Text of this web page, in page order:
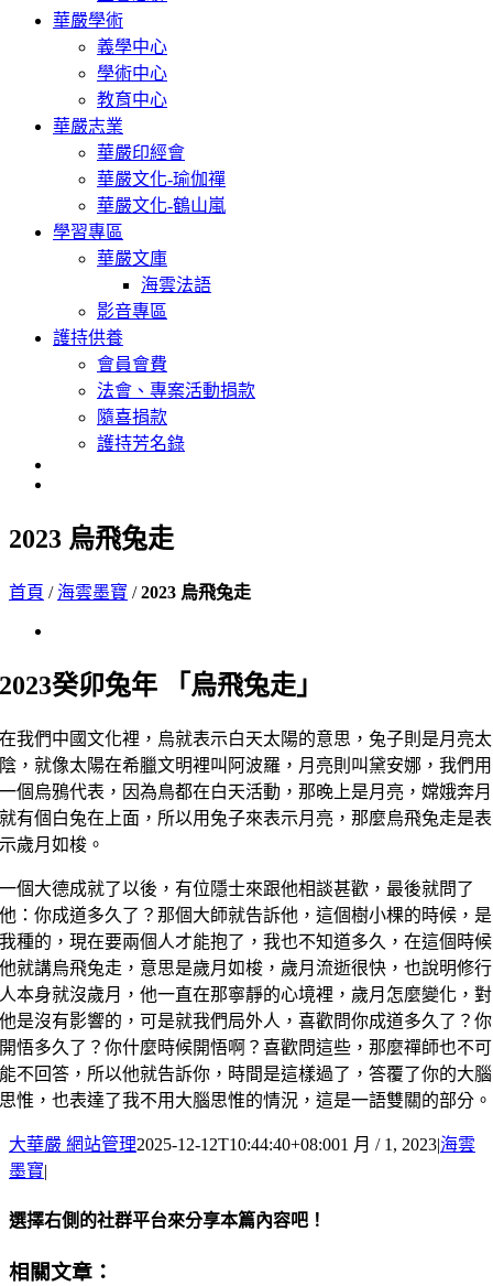
華嚴學術
義學中心
學術中心
教育中心
華嚴志業
華嚴印經會
華嚴文化-瑜伽禪
華嚴文化-鶴山嵐
學習專區
華嚴文庫
海雲法語
影音專區
護持供養
會員會費
法會、專案活動捐款
隨喜捐款
護持芳名錄
2023 烏飛兔走
首頁 / 海雲墨寶 /2023 烏飛兔走
Image
2023癸卯兔年 「烏飛兔走」
在我們中國文化裡，烏就表示白天太陽的意思，兔子則是月亮太
陰，就像太陽在希臘文明裡叫阿波羅，月亮則叫黛安娜，我們用
一個烏鴉代表，因為鳥都在白天活動，那晚上是月亮，嫦娥奔月
就有個白兔在上面，所以用兔子來表示月亮，那麼烏飛兔走是表
示歲月如梭。
一個大德成就了以後，有位隱士來跟他相談甚歡，最後就問了
他：你成道多久了？那個大師就告訴他，這個樹小棵的時候，是
我種的，現在要兩個人才能抱了，我也不知道多久，在這個時候
他就講烏飛兔走，意思是歲月如梭，歲月流逝很快，也說明修行
人本身就沒歲月，他一直在那寧靜的心境裡，歲月怎麼變化，對
他是沒有影響的，可是就我們局外人，喜歡問你成道多久了？你
開悟多久了？你什麼時候開悟啊？喜歡問這些，那麼禪師也不可
能不回答，所以他就告訴你，時間是這樣過了，答覆了你的大腦
思惟，也表達了我不用大腦思惟的情況，這是一語雙關的部分。
大華嚴 網站管理2025-12-12T10:44:40+08:001 月 / 1, 2023|海雲
墨寶|
選擇右側的社群平台來分享本篇內容吧！
Facebook
X
Email:
相關文章：